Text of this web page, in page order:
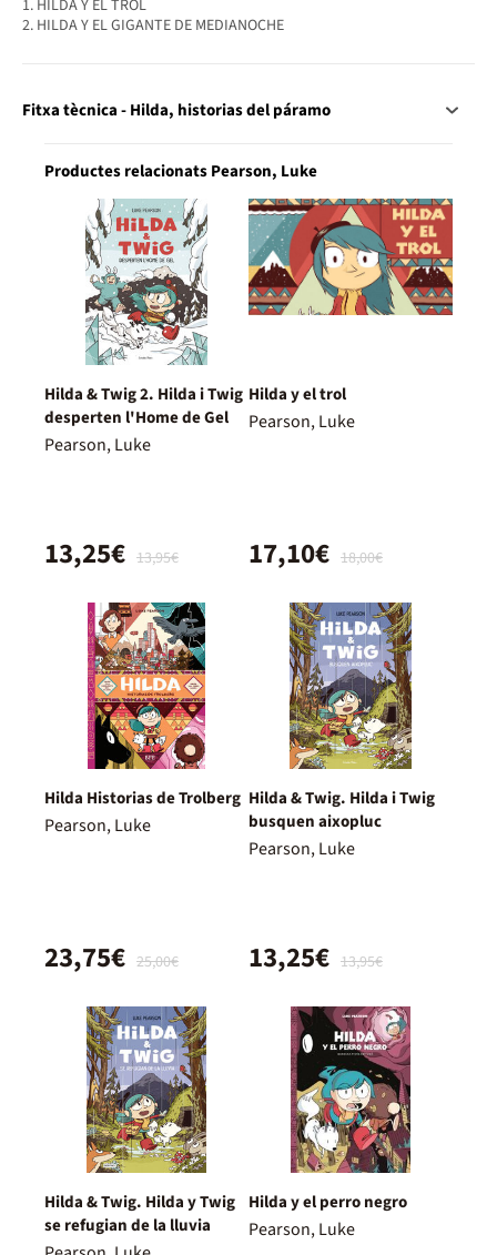
1. HILDA Y EL TROL
2. HILDA Y EL GIGANTE DE MEDIANOCHE
Fitxa tècnica - Hilda, historias del páramo
Productes relacionats Pearson, Luke
Hilda & Twig 2. Hilda i Twig
desperten l'Home de Gel
Pearson, Luke
13,95€
13,25€
Hilda y el trol
Pearson, Luke
18,00€
17,10€
Hilda Historias de Trolberg
Pearson, Luke
25,00€
23,75€
Hilda & Twig. Hilda i Twig
busquen aixopluc
Pearson, Luke
13,95€
13,25€
Hilda & Twig. Hilda y Twig
se refugian de la lluvia
Hilda y el perro negro
Pearson, Luke